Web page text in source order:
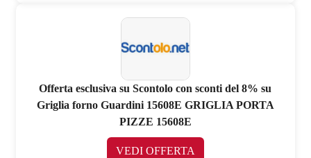
Offerta esclusiva su Scontolo con sconti del 8% su
Griglia forno Guardini 15608E GRIGLIA PORTA
PIZZE 15608E
VEDI OFFERTA